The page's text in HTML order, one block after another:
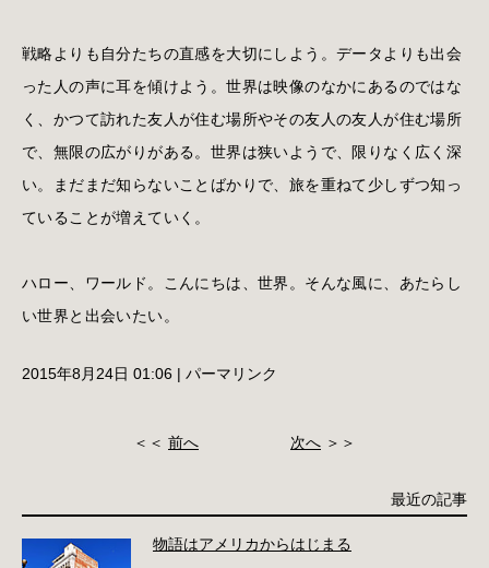
戦略よりも自分たちの直感を大切にしよう。データよりも出会
った人の声に耳を傾けよう。世界は映像のなかにあるのではな
く、かつて訪れた友人が住む場所やその友人の友人が住む場所
で、無限の広がりがある。世界は狭いようで、限りなく広く深
い。まだまだ知らないことばかりで、旅を重ねて少しずつ知っ
ていることが増えていく。
ハロー、ワールド。こんにちは、世界。そんな風に、あたらし
い世界と出会いたい。
2015年8月24日 01:06 | パーマリンク
＜＜ 前へ 次へ ＞＞
最近の記事
物語はアメリカからはじまる